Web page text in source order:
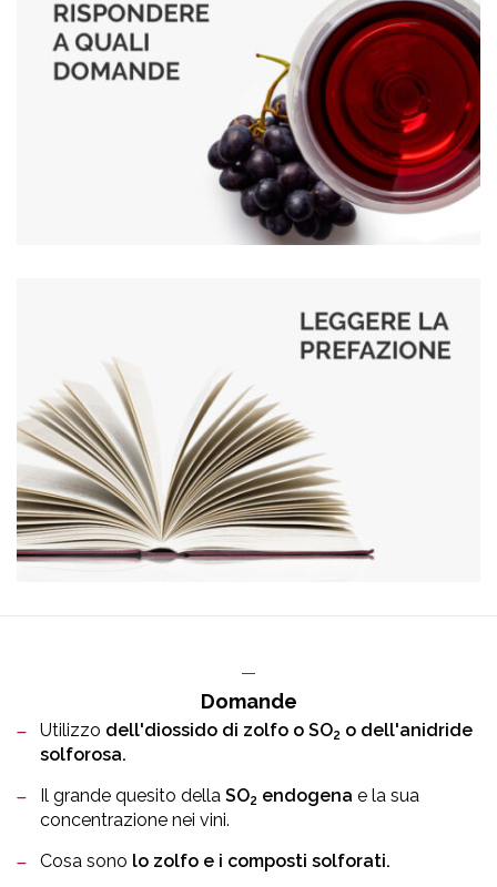
Domande
Utilizzo dell'diossido di zolfo o SO2 o dell'anidride
solforosa.
Il grande quesito della SO2 endogena e la sua
concentrazione nei vini.
Cosa sono lo zolfo e i composti solforati.